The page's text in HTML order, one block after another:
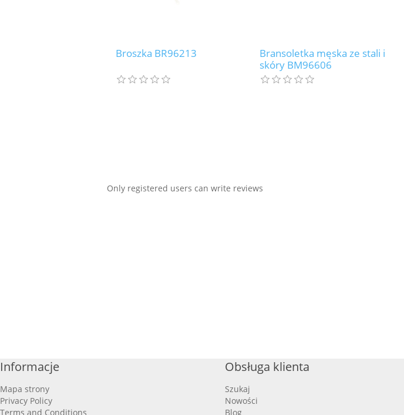
Broszka BR96213
Bransoletka męska ze stali i
skóry BM96606
Only registered users can write reviews
Informacje
Mapa strony
Privacy Policy
Terms and Conditions
Obsługa klienta
Szukaj
Nowości
Blog